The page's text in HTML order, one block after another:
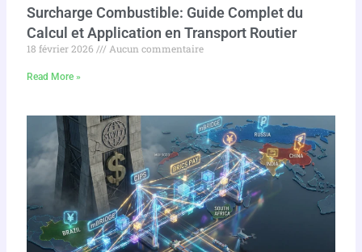
Surcharge Combustible: Guide Complet du
Calcul et Application en Transport Routier
18 février 2026 Aucun commentaire
Read More »